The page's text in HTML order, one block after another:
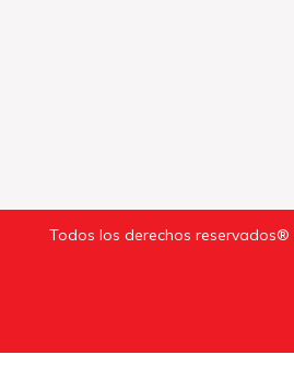
Todos los derechos reservados®